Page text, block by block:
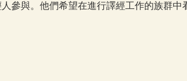
參與。他們希望在進行譯經工作的族群中